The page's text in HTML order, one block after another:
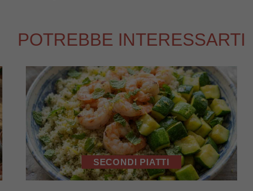
POTREBBE INTERESSARTI
SECONDI PIATTI